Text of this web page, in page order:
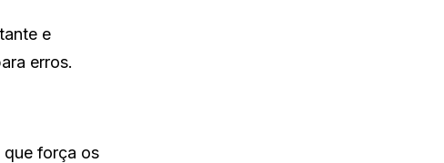
e
erros.
força os